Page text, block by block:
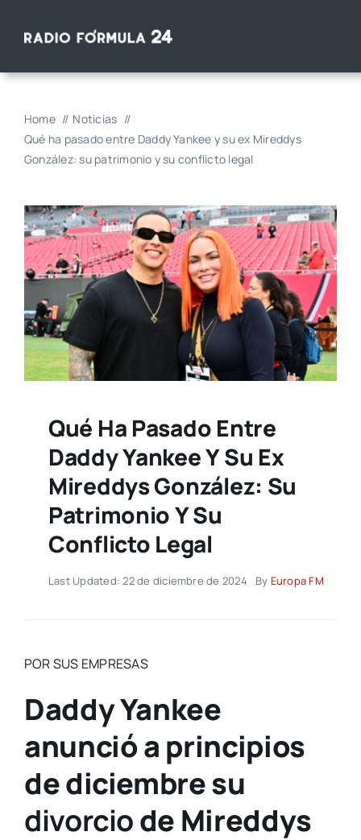
Home
Noticias
Qué ha pasado entre Daddy Yankee y su ex Mireddys
González: su patrimonio y su conflicto legal
Qué Ha Pasado Entre
Daddy Yankee Y Su Ex
Mireddys González: Su
Patrimonio Y Su
Conflicto Legal
Last Updated: 22 de diciembre de 2024 By Europa FM
POR SUS EMPRESAS
Daddy Yankee
anunció a principios
de diciembre su
divorciode Mireddys